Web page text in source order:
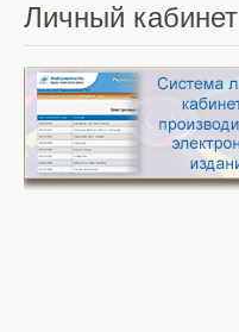
Личный кабинет